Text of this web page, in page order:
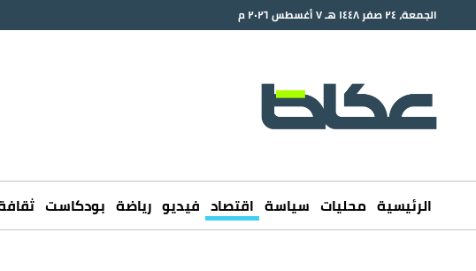
الجمعة، ٢٤ صفر ١٤٤٨ هـ ٧ أغسطس ٢٠٢٦ م
الرئيسية محليات سياسة اقتصاد فيديو رياضة بودكاست